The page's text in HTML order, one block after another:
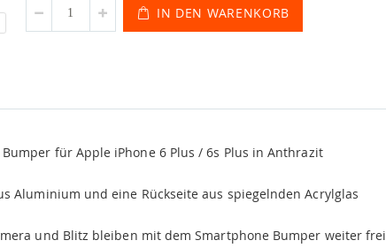
IN DEN WARENKORB
für Apple iPhone 6 Plus / 6s Plus in Anthrazit
Aluminium und eine Rückseite aus spiegelnden Acrylglas
und Blitz bleiben mit dem Smartphone Bumper weiter frei